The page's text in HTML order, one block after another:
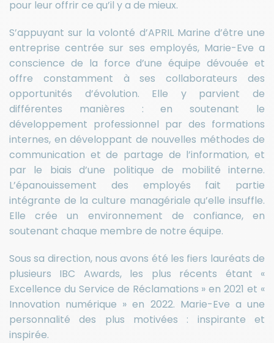
pour leur offrir ce qu’il y a de mieux.
S’appuyant sur la volonté d’APRIL Marine d’être une
entreprise centrée sur ses employés, Marie-Eve a
conscience de la force d’une équipe dévouée et
offre constamment à ses collaborateurs des
opportunités d’évolution. Elle y parvient de
différentes manières : en soutenant le
développement professionnel par des formations
internes, en développant de nouvelles méthodes de
communication et de partage de l’information, et
par le biais d’une politique de mobilité interne.
L’épanouissement des employés fait partie
intégrante de la culture managériale qu’elle insuffle.
Elle crée un environnement de confiance, en
soutenant chaque membre de notre équipe.
Sous sa direction, nous avons été les fiers lauréats de
plusieurs IBC Awards, les plus récents étant «
Excellence du Service de Réclamations » en 2021 et «
Innovation numérique » en 2022. Marie-Eve a une
personnalité des plus motivées : inspirante et
inspirée.